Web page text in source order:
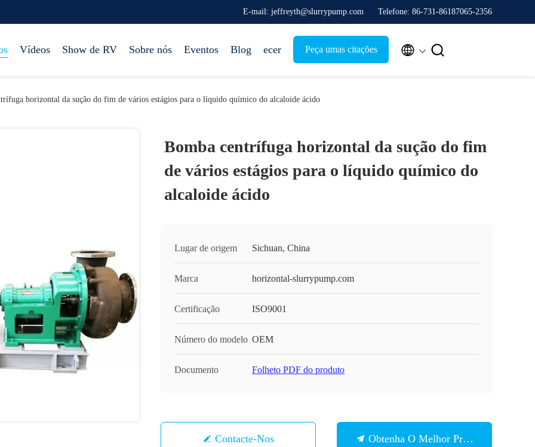
E-mail: jeffreyth@slurrypump.com Telefone: 86-731-86187065-2356
Vídeos Show de RV Sobre nós Eventos Blog ecer Peça umas citações  
horizontal da sução do fim de vários estágios para o líquido químico do alcaloide ácido
Bomba centrífuga horizontal da sução do fim
de vários estágios para o líquido químico do
alcaloide ácido
Lugar de origem Sichuan, China
Marca horizontal-slurrypump.com
Certificação ISO9001
Número do modelo OEM
Documento Folheto PDF do produto
Contacte-Nos Obtenha O Melhor Preço